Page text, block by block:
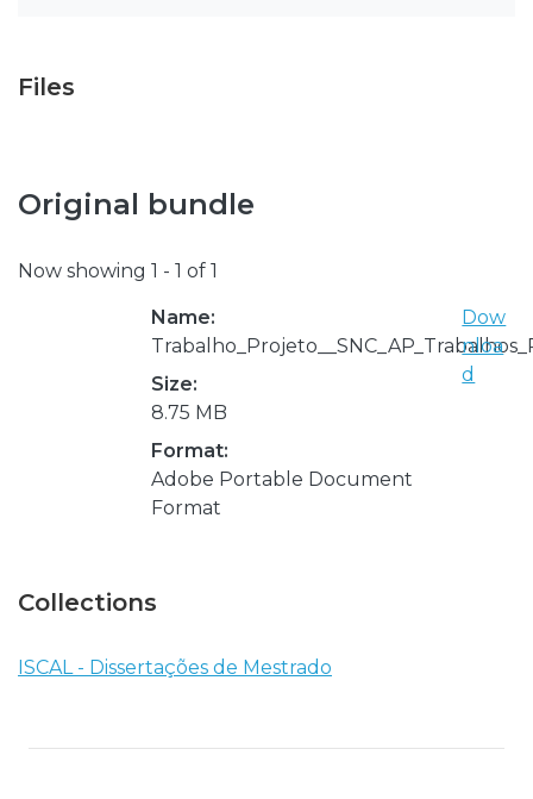
Files
Original bundle
Now showing 1 - 1 of 1
Name:
Size:
8.75 MB
Format:
Adobe Portable Document
Format
Dow
nloa
d
Collections
ISCAL - Dissertações de Mestrado